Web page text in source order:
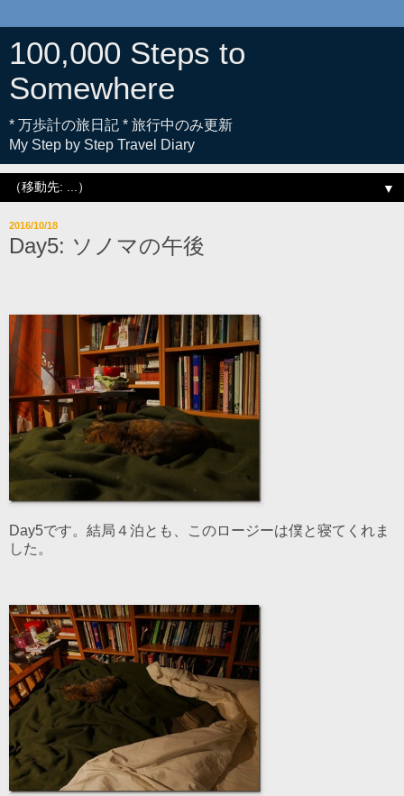
100,000 Steps to
Somewhere
* 万歩計の旅日記 * 旅行中のみ更新
My Step by Step Travel Diary
▼
2016/10/18
Day5: ソノマの午後
Day5です。結局４泊とも、このロージーは僕と寝てくれま
した。